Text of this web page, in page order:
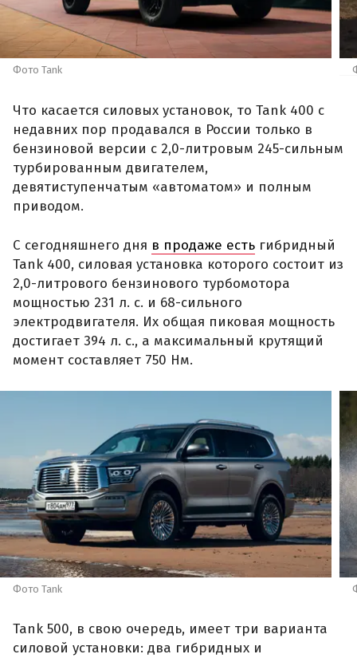
Фото Tank
Что касается силовых установок, то Tank 400 с
недавних пор продавался в России только в
бензиновой версии с 2,0-литровым 245-сильным
турбированным двигателем,
девятиступенчатым «автоматом» и полным
приводом.
С сегодняшнего дня в продаже есть гибридный
Tank 400, силовая установка которого состоит из
2,0-литрового бензинового турбомотора
мощностью 231 л. с. и 68-сильного
электродвигателя. Их общая пиковая мощность
достигает 394 л. с., а максимальный крутящий
момент составляет 750 Нм.
Фото Tank
Tank 500, в свою очередь, имеет три варианта
силовой установки: два гибридных и